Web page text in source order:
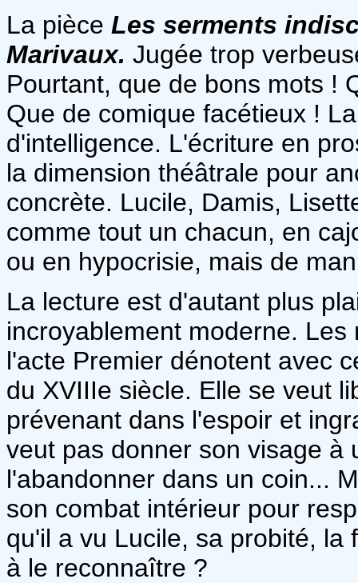
La pièce Les serments
Marivaux. Jugée trop
Pourtant, que de bons mots !
Que de comique facétieux !
d'intelligence. L'écriture en
la dimension théâtrale pour
concrète. Lucile, Damis,
comme tout un chacun, en
ou en hypocrisie, mais de
La lecture est d'autant plus
incroyablement moderne.
l'acte Premier dénotent avec
du XVIIIe siècle. Elle se veut
prévenant dans l'espoir et
veut pas donner son visage à
l'abandonner dans un coin...
son combat intérieur pour
qu'il a vu Lucile, sa probité, la
à le reconnaître ?